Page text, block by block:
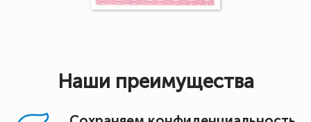
Наши преимущества